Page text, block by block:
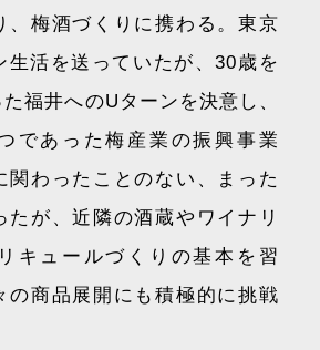
、梅酒づくりに携わる。東京
生活を送っていたが、30歳を
福井へのUターンを決意し、
であった梅産業の振興事業
関わったことのない、まった
たが、近隣の酒蔵やワイナリ
キュールづくりの基本を習
の商品展開にも積極的に挑戦